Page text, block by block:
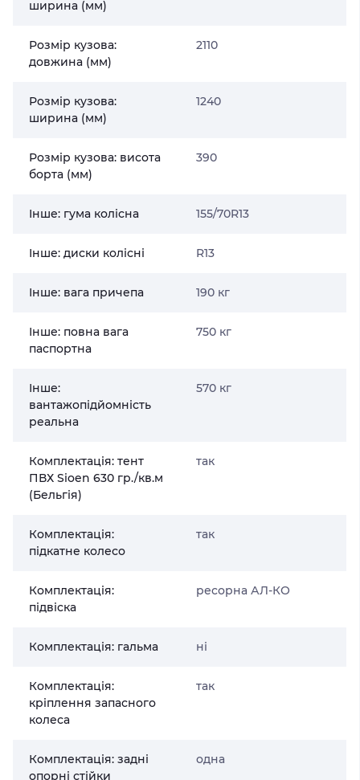
ширина (мм)
Розмір кузова:
довжина (мм)
2110
Розмір кузова:
ширина (мм)
1240
Розмір кузова: висота
борта (мм)
390
Інше: гума колісна 155/70R13
Інше: диски колісні R13
Інше: вага причепа 190 кг
Інше: повна вага
паспортна
750 кг
Інше:
вантажопідйомність
реальна
570 кг
Комплектація: тент
ПВХ Sioen 630 гр./кв.м
(Бельгія)
так
Комплектація:
підкатне колесо
так
Комплектація:
підвіска
ресорна АЛ-КО
Комплектація: гальма ні
Комплектація:
кріплення запасного
колеса
так
Комплектація: задні
опорні стійки
одна